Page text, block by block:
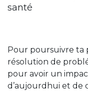
santé
Pour poursuivre ta
résolution de
pour avoir un
d’aujourdhui et de